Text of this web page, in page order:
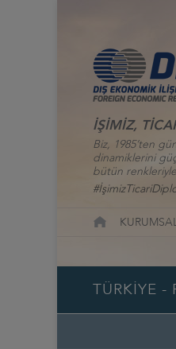
İŞİMİZ,
Biz, 1985’ten
dinamiklerini
bütün
TÜRKİYE -